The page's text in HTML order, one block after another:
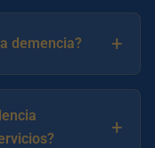
demencia? +
+